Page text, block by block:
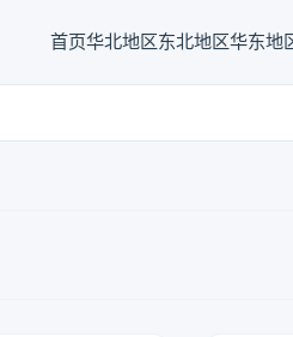
首页华北地区东北地区华东地